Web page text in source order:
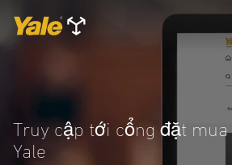
Truy cập tới cổng đặt
Yale